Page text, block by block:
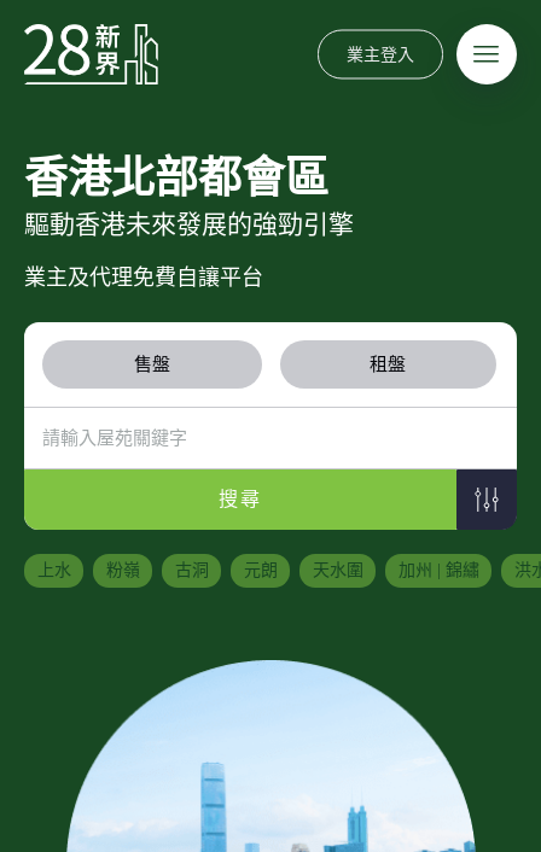
業主登入
香港北部都會區
驅動香港未來發展的強勁引擎
業主及代理免費自讓平台
售盤 租盤
搜尋
上水 粉嶺 古洞 元朗 天水圍 加州 | 錦繡 洪